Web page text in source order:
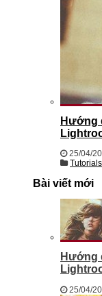
Hướng
25/04/
Tutorials
Bài viết mới
Hướng
25/04/